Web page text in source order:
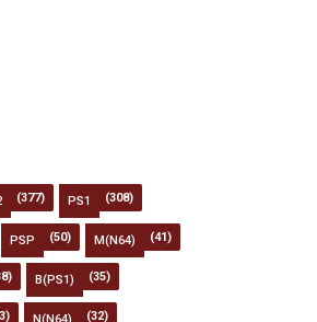
(377) PS1 (308)
PSP (50) M(N64) (41)
B(PS1) (35)
(32)